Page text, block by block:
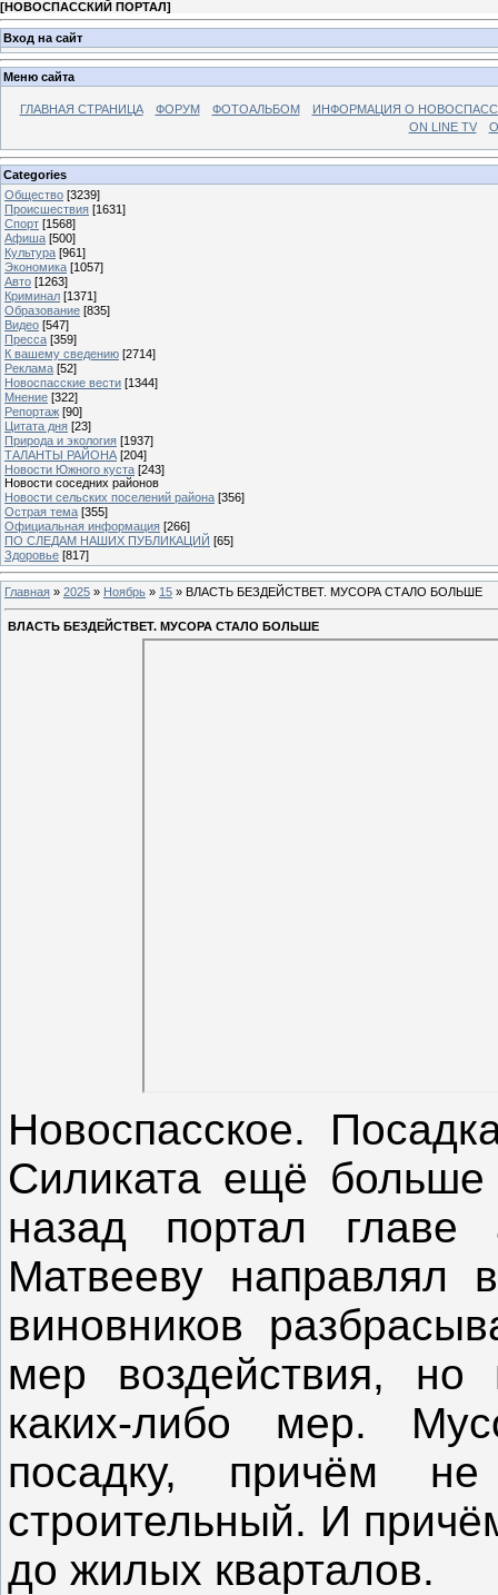
[НОВОСПАССКИЙ ПОРТАЛ]
Вход на сайт
Меню сайта
ГЛАВНАЯ СТРАНИЦА ФОРУМ ФОТОАЛЬБОМ
ИНФОРМАЦИЯ О
ON LINE TV
Categories
Общество [3239]
Происшествия [1631]
Спорт [1568]
Афиша [500]
Культура [961]
Экономика [1057]
Авто [1263]
Криминал [1371]
Образование [835]
Видео [547]
Пресса [359]
К вашему сведению [2714]
Реклама [52]
Новоспасские вести [1344]
Мнение [322]
Репортаж [90]
Цитата дня [23]
Природа и экология [1937]
ТАЛАНТЫ РАЙОНА [204]
Новости Южного куста [243]
Новости соседних районов
Новости сельских поселений района [356]
Острая тема [355]
Официальная информация [266]
ПО СЛЕДАМ НАШИХ ПУБЛИКАЦИЙ [65]
Здоровье [817]
Главная » 2025 » Ноябрь » 15 » ВЛАСТЬ БЕЗДЕЙСТВЕТ. МУСОРА СТАЛО БОЛЬШЕ
ВЛАСТЬ БЕЗДЕЙСТВЕТ. МУСОРА СТАЛО БОЛЬШЕ
Новоспасское.
Силиката ещё
назад портал главе
Матвееву направлял
виновников
мер воздействия, но
каких-либо мер.
посадку, причём
строительный. И
до жилых кварталов.